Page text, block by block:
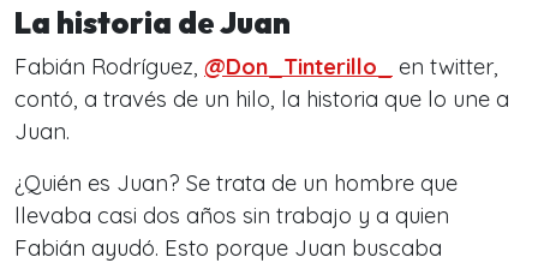
La historia de Juan
Fabián Rodríguez, @Don_Tinterillo_
en twitter,
contó, a través de un hilo, la historia que lo une a
Juan.
¿Quién es Juan? Se trata de un hombre que
llevaba casi dos años sin trabajo y a quien
Fabián ayudó. Esto porque Juan buscaba